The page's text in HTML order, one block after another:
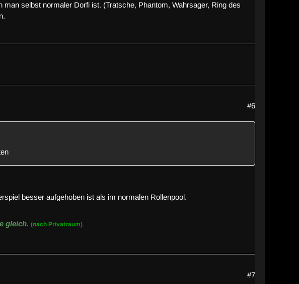
selbst normaler Dorfi ist. (Tratsche, Phantom, Wahrsager, Ring des
#6
besser aufgehoben ist als im normalen Rollenpool.
gleich.(nach Privatraum)
#7